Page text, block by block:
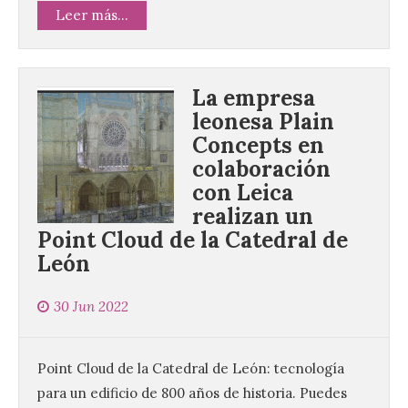
Leer más...
La empresa
leonesa Plain
Concepts en
colaboración
con Leica
realizan un
Point Cloud de la Catedral de
León
30 Jun 2022
Point Cloud de la Catedral de León: tecnología
para un edificio de 800 años de historia. Puedes